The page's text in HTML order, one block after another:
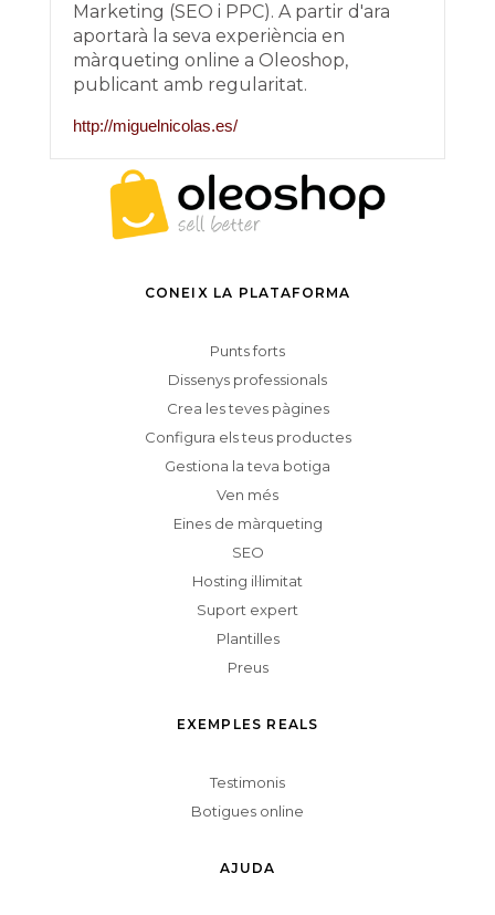
Marketing (SEO i PPC). A partir d'ara
aportarà la seva experiència en
màrqueting online a Oleoshop,
publicant amb regularitat.
http://miguelnicolas.es/
CONEIX LA PLATAFORMA
Punts forts
Dissenys professionals
Crea les teves pàgines
Configura els teus productes
Gestiona la teva botiga
Ven més
Eines de màrqueting
SEO
Hosting il·limitat
Suport expert
Plantilles
Preus
EXEMPLES REALS
Testimonis
Botigues online
AJUDA